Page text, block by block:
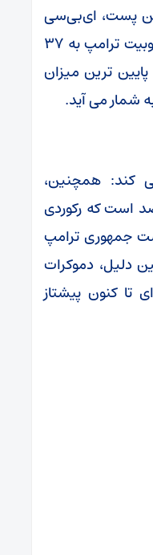
پست، ای‌بی‌سی
نیوز و ایپسوس، میزان محبوبیت ترامپ به ۳۷
ترین میزان
شمار می آید.
کند: همچنین،
از وی ۶۲ درصد است که رکوردی
۲ دوره ریاست جمهوری ترامپ
دموکرات‌
تا کنون پیشتاز